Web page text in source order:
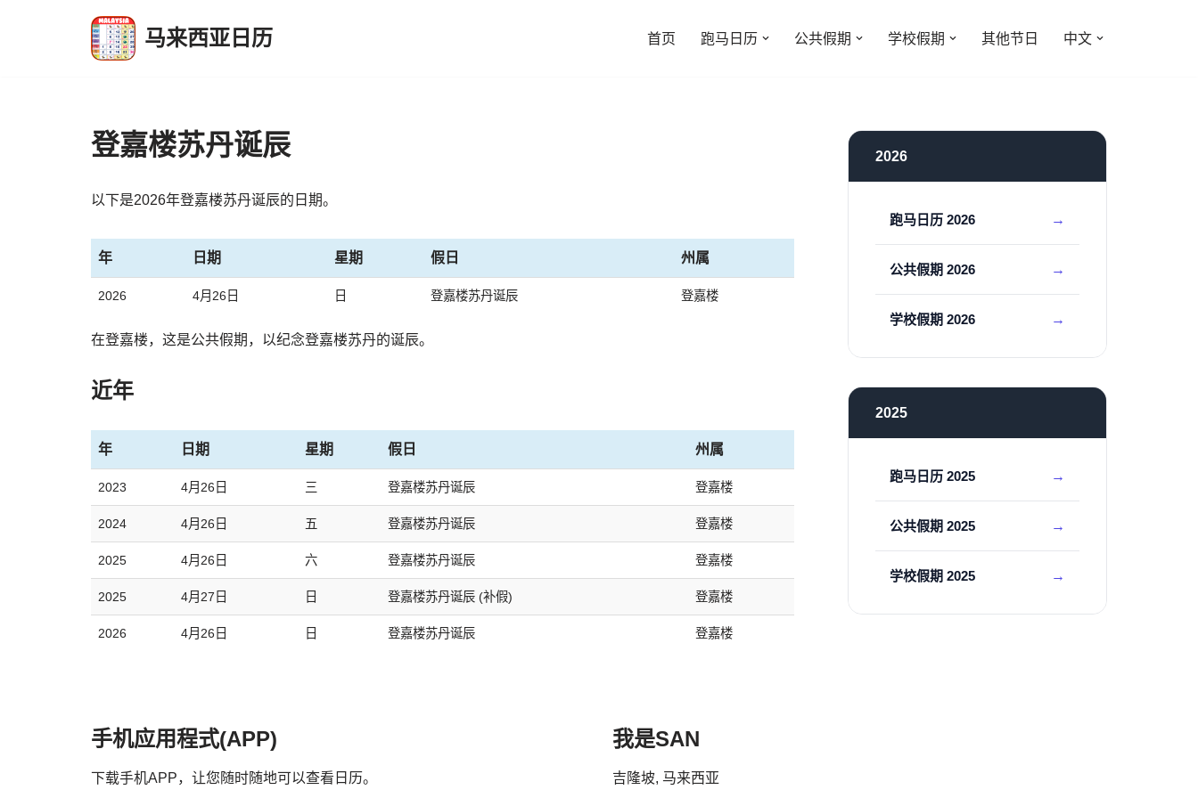
马来西亚日历 首页 跑马日历 公共假期 学校假期 其他节日 中文
登嘉楼苏丹诞辰
以下是2026年登嘉楼苏丹诞辰的日期。
年 日期 星期 假日 州属
2026 4月26日 日 登嘉楼苏丹诞辰 登嘉楼
在登嘉楼，这是公共假期，以纪念登嘉楼苏丹的诞辰。
近年
年 日期 星期 假日 州属
2023 4月26日 三 登嘉楼苏丹诞辰 登嘉楼
2024 4月26日 五 登嘉楼苏丹诞辰 登嘉楼
2025 4月26日 六 登嘉楼苏丹诞辰 登嘉楼
2025 4月27日 日 登嘉楼苏丹诞辰 (补假) 登嘉楼
2026 4月26日 日 登嘉楼苏丹诞辰 登嘉楼
2026
跑马日历 2026
公共假期 2026
学校假期 2026
2025
跑马日历 2025
公共假期 2025
学校假期 2025
手机应用程式(APP)
下载手机APP，让您随时随地可以查看日历。
我是SAN
吉隆坡, 马来西亚